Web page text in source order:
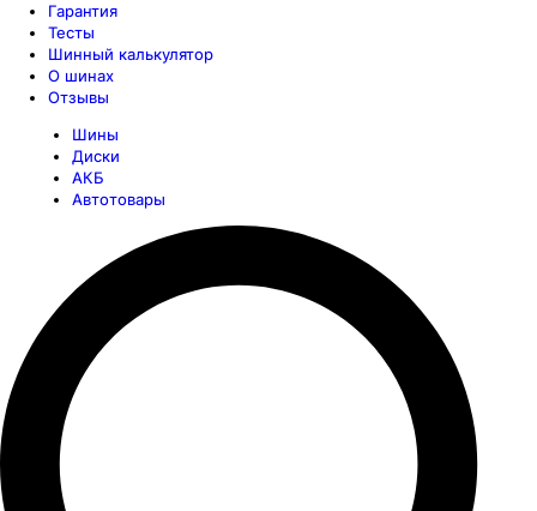
Гарантия
Тесты
Шинный калькулятор
О шинах
Отзывы
Шины
Диски
АКБ
Автотовары